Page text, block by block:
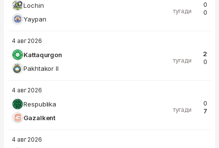
Lochin
Yaypan
тугади
0
0
4 авг 2026
Kattaqurgon
Pakhtakor II
тугади
2
0
4 авг 2026
Respublika
Gazalkent
тугади
0
7
4 авг 2026